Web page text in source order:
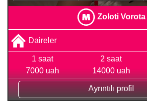
Zoloti Vorota
Daireler
1 saat
7000 uah
2 saat
14000 uah
Ayrıntılı profil